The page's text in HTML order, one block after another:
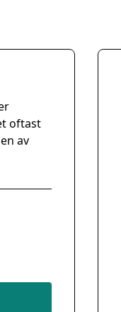
oftast
av